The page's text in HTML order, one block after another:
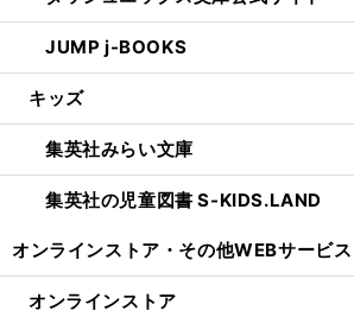
JUMP j-BOOKS
キッズ
集英社みらい文庫
集英社の児童図書 S-KIDS.LAND
オンラインストア・ その他WEBサービス
オンラインストア